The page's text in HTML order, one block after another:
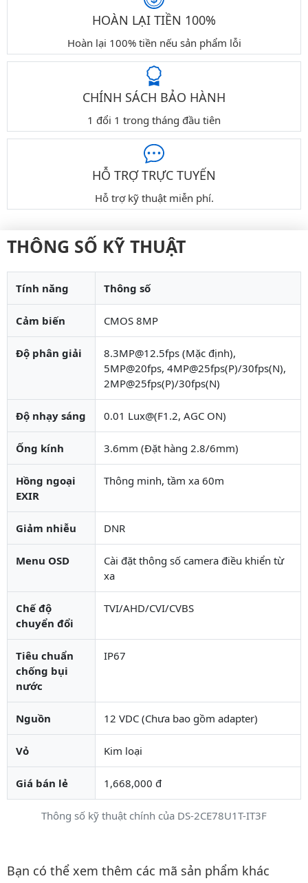
HOÀN LẠI TIỀN 100%
Hoàn lại 100% tiền nếu sản phẩm lỗi
CHÍNH SÁCH BẢO HÀNH
1 đổi 1 trong tháng đầu tiên
HỖ TRỢ TRỰC TUYẾN
Hỗ trợ kỹ thuật miễn phí.
THÔNG SỐ KỸ THUẬT
Thông số kỹ thuật chính của DS-2CE78U1T-IT3F
Tính năng Thông số
Cảm biến CMOS 8MP
Độ phân giải
8.3MP@12.5fps (Mặc định),
5MP@20fps, 4MP@25fps(P)/30fps(N),
2MP@25fps(P)/30fps(N)
Độ nhạy sáng 0.01 Lux@(F1.2, AGC ON)
Ống kính 3.6mm (Đặt hàng 2.8/6mm)
Hồng ngoại
EXIR
Thông minh, tầm xa 60m
Giảm nhiễu DNR
Menu OSD
Cài đặt thông số camera điều khiển từ
xa
Chế độ
chuyển đổi
TVI/AHD/CVI/CVBS
Tiêu chuẩn
chống bụi
nước
IP67
Nguồn 12 VDC (Chưa bao gồm adapter)
Vỏ Kim loại
Giá bán lẻ 1,668,000 đ
Danh mục liên quan
Bạn có thể xem thêm các mã sản phẩm khác